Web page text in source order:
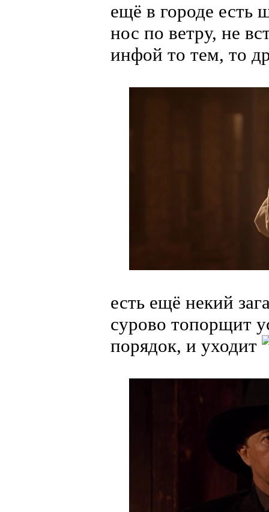
ещё в городе
нос по ветру, не
инфой то тем, то
есть ещё некий
сурово топорщит
порядок, и уходит